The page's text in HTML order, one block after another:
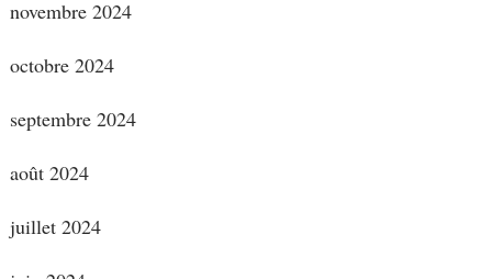
novembre 2024
octobre 2024
septembre 2024
août 2024
juillet 2024